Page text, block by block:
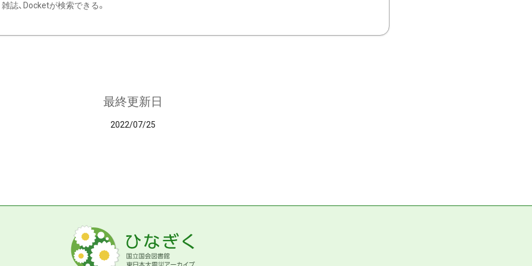
雑誌、Docketが検索できる。
最終更新日
2022/07/25